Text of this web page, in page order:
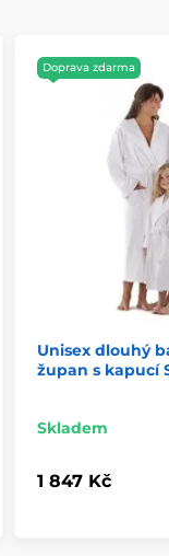
Doprava zdarma
Unisex dlouhý
župan s kapucí
Skladem
1 847 Kč